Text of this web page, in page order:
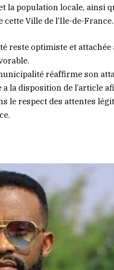
la population locale, ainsi
cette Ville de l’Ile-de-France.
reste optimiste et
réaffirme son
la disposition de l’article
le respect des attentes